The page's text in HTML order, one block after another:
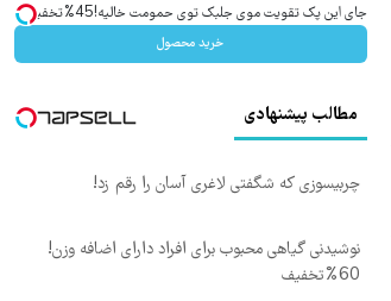
جای این پک تقویت موی جلبک توی حمومت خالیه!45%تخفیف
خرید محصول
مطالب پیشنهادی
چربیسوزی که شگفتی لاغری آسان را رقم زد!
نوشیدنی گیاهی محبوب برای افراد دارای اضافه وزن!
60%تخفیف